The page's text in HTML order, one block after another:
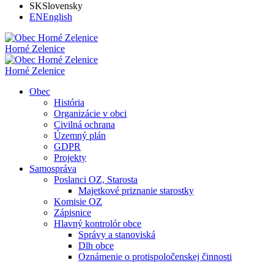
SKSlovensky
ENEnglish
Horné Zelenice
Horné Zelenice
Obec
História
Organizácie v obci
Civilná ochrana
Územný plán
GDPR
Projekty
Samospráva
Poslanci OZ, Starosta
Majetkové priznanie starostky
Komisie OZ
Zápisnice
Hlavný kontrolór obce
Správy a stanoviská
Dlh obce
Oznámenie o protispoločenskej činnosti